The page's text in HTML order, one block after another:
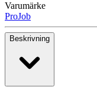
Varumärke
ProJob
Beskrivning